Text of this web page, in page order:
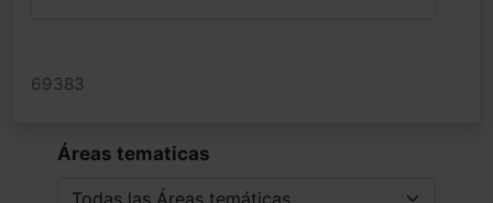
69383
Áreas tematicas